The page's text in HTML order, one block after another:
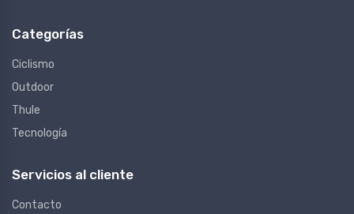
Categorías
Ciclismo
Outdoor
Thule
Tecnología
Servicios al cliente
Contacto